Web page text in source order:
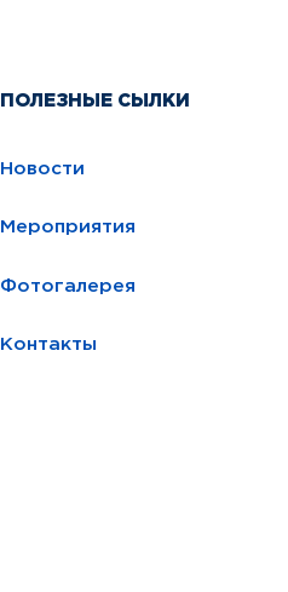
ПОЛЕЗНЫЕ СЫЛКИ
Новости
Мероприятия
Фотогалерея
Контакты